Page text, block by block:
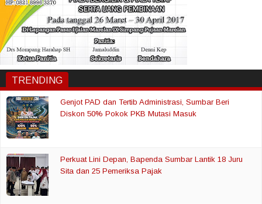
TRENDING
Genjot PAD dan Tertib Administrasi, Sumbar Beri
Diskon 50% Pokok PKB Mutasi Masuk
Perkuat Lini Depan, Bapenda Sumbar Lantik 18 Juru
Sita dan 25 Pemeriksa Pajak